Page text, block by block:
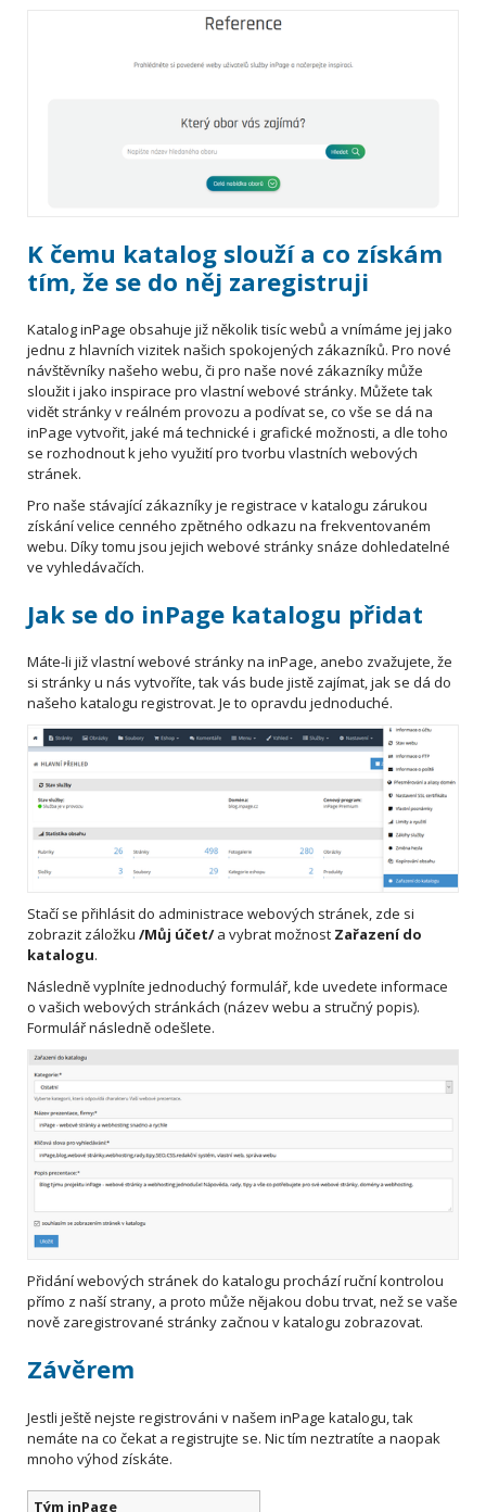
K čemu katalog slouží a co získám
tím, že se do něj zaregistruji
Katalog inPage obsahuje již několik tisíc webů a vnímáme jej jako
jednu z hlavních vizitek našich spokojených zákazníků. Pro nové
návštěvníky našeho webu, či pro naše nové zákazníky může
sloužit i jako inspirace pro vlastní webové stránky. Můžete tak
vidět stránky v reálném provozu a podívat se, co vše se dá na
inPage vytvořit, jaké má technické i grafické možnosti, a dle toho
se rozhodnout k jeho využití pro tvorbu vlastních webových
stránek.
Pro naše stávající zákazníky je registrace v katalogu zárukou
získání velice cenného zpětného odkazu na frekventovaném
webu. Díky tomu jsou jejich webové stránky snáze dohledatelné
ve vyhledávačích.
Jak se do inPage katalogu přidat
Máte-li již vlastní webové stránky na inPage, anebo zvažujete, že
si stránky u nás vytvoříte, tak vás bude jistě zajímat, jak se dá do
našeho katalogu registrovat. Je to opravdu jednoduché.
Stačí se přihlásit do administrace webových stránek, zde si
zobrazit záložku /Můj účet/a vybrat možnost Zařazení do
katalogu.
Následně vyplníte jednoduchý formulář, kde uvedete informace
o vašich webových stránkách (název webu a stručný popis).
Formulář následně odešlete.
Přidání webových stránek do katalogu prochází ruční kontrolou
přímo z naší strany, a proto může nějakou dobu trvat, než se vaše
nově zaregistrované stránky začnou v katalogu zobrazovat.
Závěrem
Jestli ještě nejste registrováni v našem inPage katalogu, tak
nemáte na co čekat a registrujte se. Nic tím neztratíte a naopak
mnoho výhod získáte.
Tým inPage